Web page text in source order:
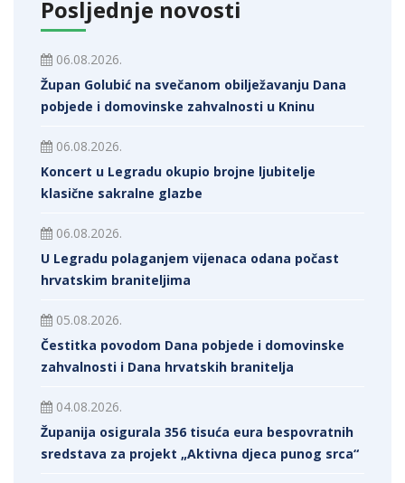
Posljednje novosti
06.08.2026.
Župan Golubić na svečanom obilježavanju Dana
pobjede i domovinske zahvalnosti u Kninu
06.08.2026.
Koncert u Legradu okupio brojne ljubitelje
klasične sakralne glazbe
06.08.2026.
U Legradu polaganjem vijenaca odana počast
hrvatskim braniteljima
05.08.2026.
Čestitka povodom Dana pobjede i domovinske
zahvalnosti i Dana hrvatskih branitelja
04.08.2026.
Županija osigurala 356 tisuća eura bespovratnih
sredstava za projekt „Aktivna djeca punog srca“